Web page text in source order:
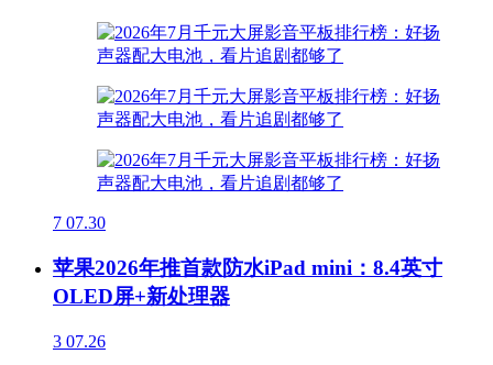
7 07.30
苹果2026年推首款防水iPad mini：8.4英寸
OLED屏+新处理器
3 07.26